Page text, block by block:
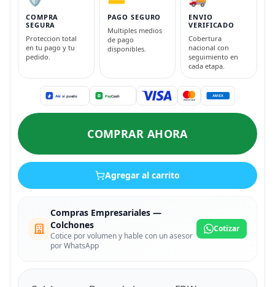
COMPRA
SEGURA
Proteccion total
en tu pago y tu
pedido.
PAGO SEGURO
Multiples medios
de pago
disponibles.
ENVIO
VERIFICADO
Cobertura
nacional con
seguimiento en
cada etapa.
COMPRAR AHORA
Agregar al carrito
Compras Empresariales —
Colchones
Cotice por volumen y hable con un asesor
por WhatsApp
Cotizar